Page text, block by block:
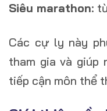
Siêu marathon:
Các cự ly này
tham gia và giúp
tiếp cận môn thể